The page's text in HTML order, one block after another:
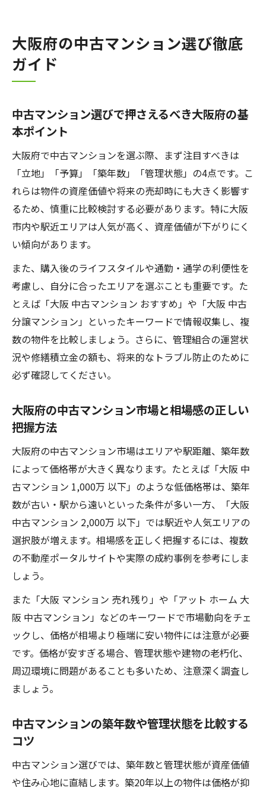
駅近や利便性で選ぶ中古マンションのメリ
ット
予算別に見る中古マンションの選択肢
選び方
2,000万以下の中古マンションの選択肢と比
較ポイント
500万円台の中古マンション購入で気をつけ
る点
徴と注意点
大阪府のおすすめ中古マンションを予算別
で探す方法
安全性重視なら押さえるべき中古マンション基
準
中古マンションの耐震性と新耐震基準の見
管理状態が良好な中古マンションを見抜く
ポイント
安心して暮らせる中古マンションの共通条
件とは
修繕履歴や管理組合の機能を確認する重要
性
築古でも安全な中古マンションを選ぶ実践
的視点
資産価値を守るための中古マンションの選び方
を解説
売れ残りリスクを避ける中古マンションの
条件
リセールバリューが高い中古マンションの
特徴
将来の売却を見据えた中古マンションの見
管理状態や駅近で変わる中古マンション探し
管理状態が中古マンション選びに与える影
大阪府の中古マンション選び徹底
ガイド
中古マンション選びで押さえるべき大阪府の基
本ポイント
大阪府で中古マンションを選ぶ際、まず注目すべきは
「立地」「予算」「築年数」「管理状態」の4点です。こ
れらは物件の資産価値や将来の売却時にも大きく影響す
るため、慎重に比較検討する必要があります。特に大阪
市内や駅近エリアは人気が高く、資産価値が下がりにく
い傾向があります。
また、購入後のライフスタイルや通勤・通学の利便性を
考慮し、自分に合ったエリアを選ぶことも重要です。た
とえば「大阪 中古マンション おすすめ」や「大阪 中古
分譲マンション」といったキーワードで情報収集し、複
数の物件を比較しましょう。さらに、管理組合の運営状
況や修繕積立金の額も、将来的なトラブル防止のために
必ず確認してください。
大阪府の中古マンション市場と相場感の正しい
把握方法
大阪府の中古マンション市場はエリアや駅距離、築年数
によって価格帯が大きく異なります。たとえば「大阪 中
古マンション 1,000万 以下」のような低価格帯は、築年
数が古い・駅から遠いといった条件が多い一方、「大阪
中古マンション 2,000万 以下」では駅近や人気エリアの
選択肢が増えます。相場感を正しく把握するには、複数
の不動産ポータルサイトや実際の成約事例を参考にしま
しょう。
また「大阪 マンション 売れ残り」や「アット ホーム 大
阪 中古マンション」などのキーワードで市場動向をチェ
ックし、価格が相場より極端に安い物件には注意が必要
です。価格が安すぎる場合、管理状態や建物の老朽化、
周辺環境に問題があることも多いため、注意深く調査し
ましょう。
中古マンションの築年数や管理状態を比較する
コツ
中古マンション選びでは、築年数と管理状態が資産価値
や住み心地に直結します。築20年以上の物件は価格が抑